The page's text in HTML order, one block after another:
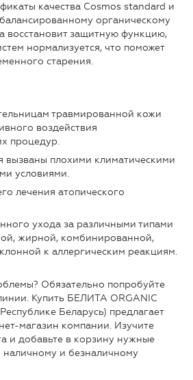
качества Cosmos standard и
органическому
восстановит защитную функцию,
нормализуется, что поможет
старения.
травмированной кожи
воздействия
процедур.
вызваны плохими климатическими
условиями.
лечения атопического
ухода за различными типами
жирной, комбинированной,
к аллергическим реакциям.
Обязательно попробуйте
Купить БЕЛИТА ORGANIC
Беларусь) предлагает
магазин компании. Изучите
и добавьте в корзину нужные
наличному и безналичному